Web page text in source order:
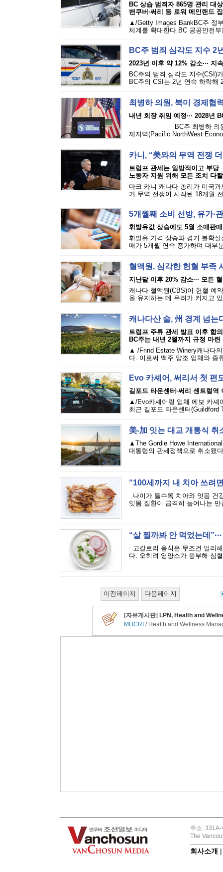
BC 상습 범죄자 865명 관리 대
밴쿠버·써리 등 로워 메인랜드
▲/Getty Images BankBC주 정
체계를 확대한다.BC 공공안전
BC주 범죄 심각도 지수 2
2023년 이후 약 12% 감소··· 지
BC주의 범죄 심각도 지수(CSI)
BC주의 CSI는 2년 연속 하락해
최병하 의원, 북미 경제협
내년 회장 취임 예정··· 2028년
BC주 최병하 의원(버나비
제지역(Pacific NorthWest
카니, “美와의 무역 전쟁
트럼프 관세는 일방적이고 부당
노동자 지원 위해 모든 조치 다
마크 카니 캐나다 총리가 미국
가 무역 전쟁이 시작된 18개월
5개월째 소비 선방, 유가·
휘발유값 상승에도 5월 소매판
휘발유 가격 상승과 경기 불확
매가 5개월 연속 증가하며 대부
혈액원, 심각한 헌혈 부족
지난달 이후 20% 감소··· 모든
캐나다 혈액원(CBS)이 헌혈 예
을 유지하는 데 우려가 커지고
캐나다산 술, 州 경계 넘는
트럼프 주류 관세 발표 이후 합의
BC주는 내년 2월까지 규정 마련
▲ /Frind Estate Winery캐나다
다. 이로써 맥주 양조 업체와 증
Evo 카셰어, 써리서 첫 편
길포드 타운센터·써리 센트럴역
▲/Evo카셰어링 업체 에보 카셰
최근 길포드 타운센터(Guildford
美-加 잇는 대교 개통식
▲The Gordie Howe
대통령의 관세정책으로 취소됐
“100세까지 내 치아 쓰려
나이가 들수록 치아와 잇몸 건
잇몸 질환이 급격히 늘어나는
“살 찔까봐 안 먹었는데
고칼로리 음식은 무조건 멀리
다. 오히려 영양소가 풍부해 심
이전페이지 다음페이지
주소:
The
회사소개